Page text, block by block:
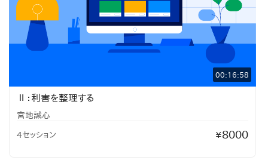
00:16:58
Ⅱ：利害を整理する
宮地誠心
4セッション ¥8000